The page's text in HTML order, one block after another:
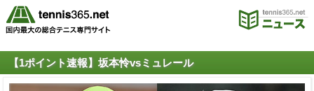
【1ポイント速報】坂本怜vsミュレール